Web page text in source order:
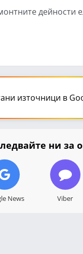
дейности
източници в
ни за
News Viber